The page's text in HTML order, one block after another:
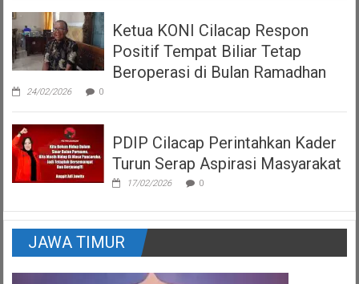
Ketua KONI Cilacap Respon
Positif Tempat Biliar Tetap
Beroperasi di Bulan Ramadhan
24/02/2026 0
PDIP Cilacap Perintahkan Kader
Turun Serap Aspirasi Masyarakat
17/02/2026 0
JAWA TIMUR